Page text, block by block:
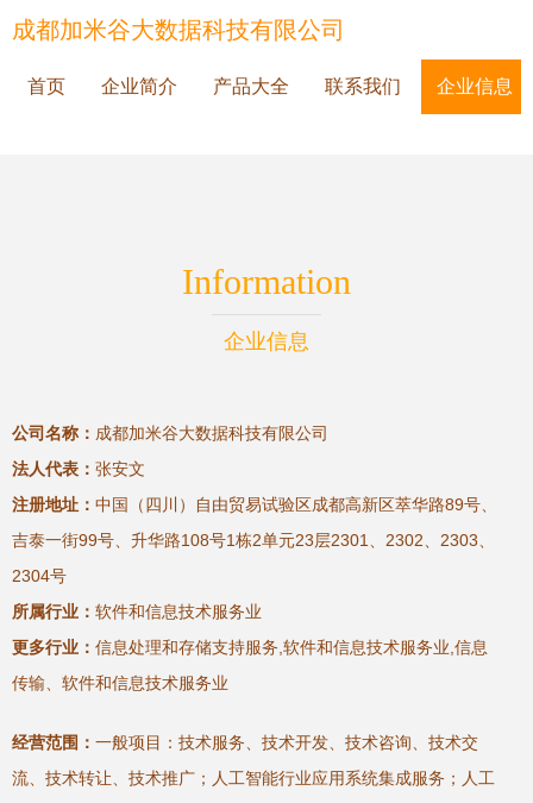
成都加米谷大数据科技有限公司
首页 企业简介 产品大全 联系我们 企业信息
Information
企业信息
公司名称： 成都加米谷大数据科技有限公司
法人代表： 张安文
注册地址： 中国（四川）自由贸易试验区成都高新区萃华路89号、
吉泰一街99号、升华路108号1栋2单元23层2301、2302、2303、
2304号
所属行业： 软件和信息技术服务业
更多行业： 信息处理和存储支持服务,软件和信息技术服务业,信息
传输、软件和信息技术服务业
经营范围： 一般项目：技术服务、技术开发、技术咨询、技术交
流、技术转让、技术推广；人工智能行业应用系统集成服务；人工